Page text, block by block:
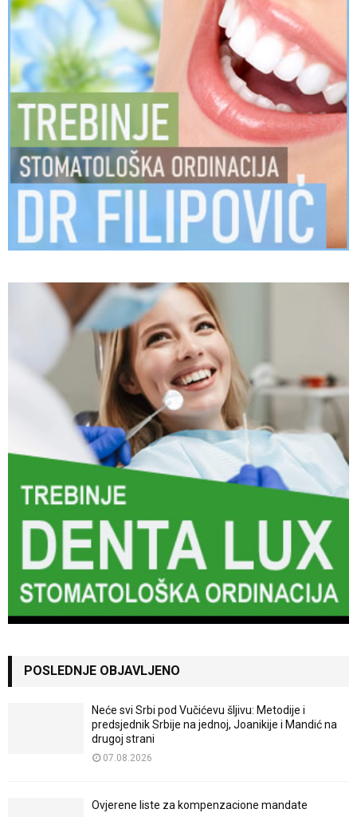
POSLEDNJE OBJAVLJENO
Neće svi Srbi pod Vučićevu šljivu: Metodije i
predsjednik Srbije na jednoj, Joanikije i Mandić na
drugoj strani
07.08.2026
Ovjerene liste za kompenzacione mandate